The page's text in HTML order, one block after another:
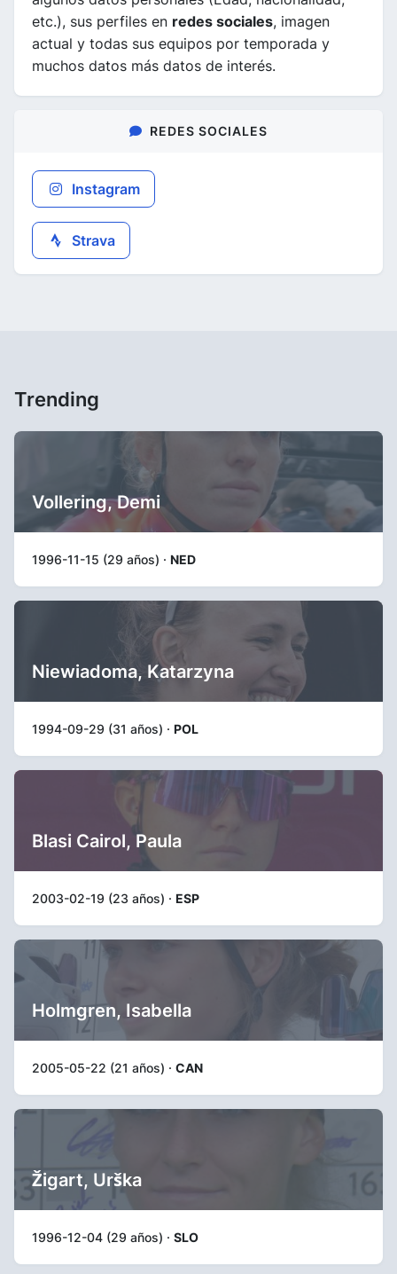
etc.), sus perfiles en redes sociales, imagen
actual y todas sus equipos por temporada y
muchos datos más datos de interés.
REDES SOCIALES
Instagram
Strava
Trending
Vollering, Demi
1996-11-15 (29 años) · NED
Niewiadoma, Katarzyna
1994-09-29 (31 años) · POL
Blasi Cairol, Paula
2003-02-19 (23 años) · ESP
Holmgren, Isabella
2005-05-22 (21 años) · CAN
Žigart, Urška
1996-12-04 (29 años) · SLO